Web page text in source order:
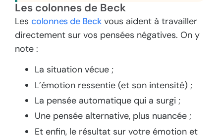
Les colonnes de Beck
Les colonnes de Beckvous aident à travailler
directement sur vos pensées négatives. On y
note :
La situation vécue ;
L’émotion ressentie (et son intensité) ;
La pensée automatique qui a surgi ;
Une pensée alternative, plus nuancée ;
Et enfin, le résultat sur votre émotion et